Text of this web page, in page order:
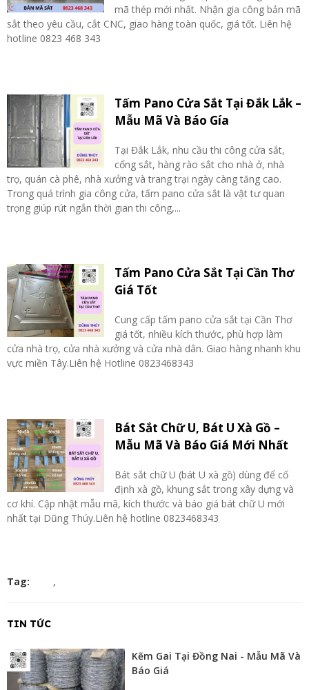
mã thép mới nhất. Nhận gia công bản mã
sắt theo yêu cầu, cắt CNC, giao hàng toàn quốc, giá tốt. Liên hệ
hotline 0823 468 343
Tấm Pano Cửa Sắt Tại Đắk Lắk –
Mẫu Mã Và Báo Gía
Tại Đắk Lắk, nhu cầu thi công cửa sắt,
cổng sắt, hàng rào sắt cho nhà ở, nhà
trọ, quán cà phê, nhà xưởng và trang trại ngày càng tăng cao.
Trong quá trình gia công cửa, tấm pano cửa sắt là vật tư quan
trọng giúp rút ngắn thời gian thi công,...
Tấm Pano Cửa Sắt Tại Cần Thơ
Giá Tốt
Cung cấp tấm pano cửa sắt tại Cần Thơ
giá tốt, nhiều kích thước, phù hợp làm
cửa nhà trọ, cửa nhà xưởng và cửa nhà dân. Giao hàng nhanh khu
vực miền Tây.Liên hệ Hotline 0823468343
Bát Sắt Chữ U, Bát U Xà Gồ –
Mẫu Mã Và Báo Giá Mới Nhất
Bát sắt chữ U (bát U xà gồ) dùng để cố
định xà gồ, khung sắt trong xây dựng và
cơ khí. Cập nhật mẫu mã, kích thước và báo giá bát chữ U mới
nhất tại Dũng Thúy.Liên hệ hotline 0823468343
Tag: ,
TIN TỨC
Kẽm Gai Tại Đồng Nai - Mẫu Mã Và
Báo Giá